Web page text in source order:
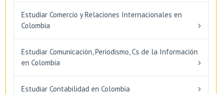
Estudiar Comercio y Relaciones Internacionales en
Colombia
Estudiar Comunicación, Periodismo, Cs de la Información
en Colombia
Estudiar Contabilidad en Colombia